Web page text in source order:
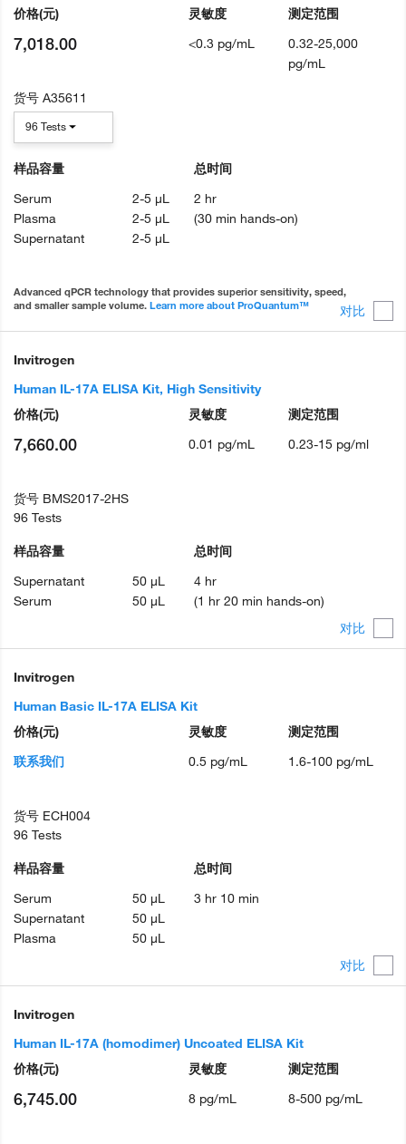
对比
灵敏度
<0.3 pg/mL
测定范围
0.32-25,000
pg/mL
样品容量
Serum
2-5 µL
Plasma
2-5 µL
Supernatant
2-5 µL
总时间
2 hr
(30 min hands-on)
价格(元)
7,018.00
货号 A35611
96 Tests
Advanced qPCR technology that provides superior sensitivity, speed,
and smaller sample volume. Learn more about ProQuantum™
Invitrogen
对比
Human IL-17A ELISA Kit, High Sensitivity
灵敏度
0.01 pg/mL
测定范围
0.23-15 pg/ml
样品容量
Supernatant
50 µL
Serum
50 µL
总时间
4 hr
(1 hr 20 min hands-on)
价格(元)
7,660.00
货号 BMS2017-2HS
96 Tests
Invitrogen
对比
Human Basic IL-17A ELISA Kit
灵敏度
0.5 pg/mL
测定范围
1.6-100 pg/mL
样品容量
Serum
50 µL
Supernatant
50 µL
Plasma
50 µL
总时间
3 hr 10 min
价格(元)
联系我们
货号 ECH004
96 Tests
Invitrogen
Human IL-17A (homodimer) Uncoated ELISA Kit
灵敏度
8 pg/mL
测定范围
8-500 pg/mL
价格(元)
6,745.00